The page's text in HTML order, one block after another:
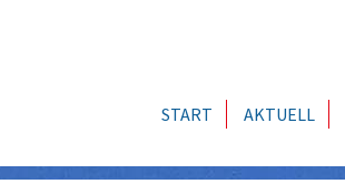
START AKTUELL